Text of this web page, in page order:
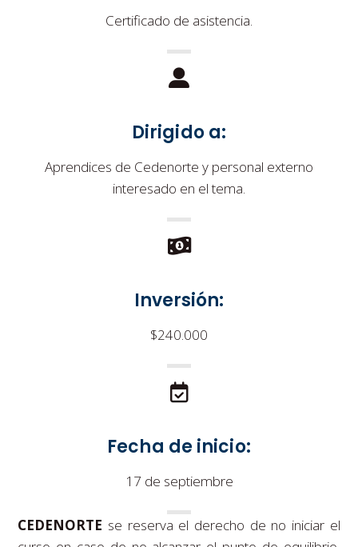
Certificado de asistencia.
Dirigido a:
Aprendices de Cedenorte y personal externo
interesado en el tema.
Inversión:
$240.000
Fecha de inicio:
17 de septiembre
CEDENORTE se reserva el derecho de no iniciar el